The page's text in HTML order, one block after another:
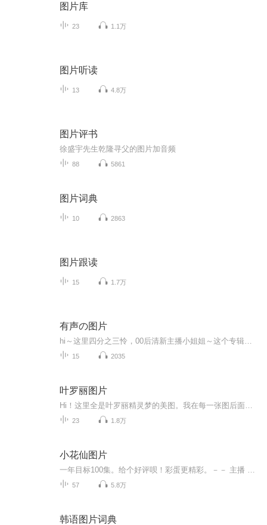
图片库
23 1.1万
图片听读
13 4.8万
图片评书
徐盛宇先生乾隆寻父的图片加音频
88 5861
图片词典
10 2863
图片跟读
15 1.7万
有声の图片
15 2035
叶罗丽图片
23 1.8万
小花仙图片
57 5.8万
韩语图片词典